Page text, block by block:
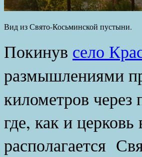
Вид из Свято-Косьминской пустыни.
Покинув село
размышлениями
километров через
где, как и
располагается